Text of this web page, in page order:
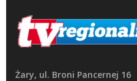
Żary, ul. Broni Pancernej 16